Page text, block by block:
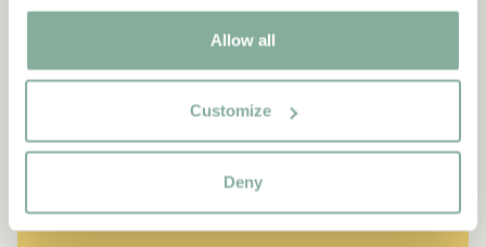
Allow all
Customize
Deny
“Den som är väldigt stark
måste också vara väldigt
snäll.”